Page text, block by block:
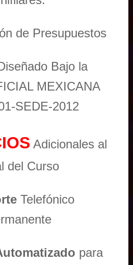
de Presupuestos
Bajo la
MEXICANA
SEDE-2012
Adicionales al
del Curso
Telefónico
para